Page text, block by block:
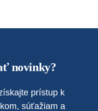
novinky?
prístup k
súťažiam a